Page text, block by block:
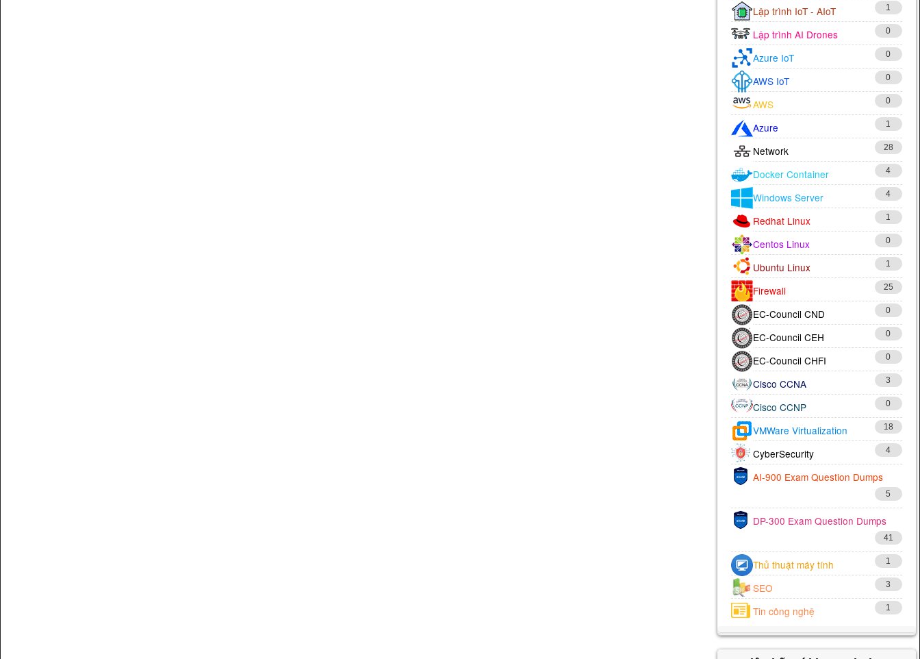
Lập trình IoT - AIoT 1
Lập trình AI Drones 0
Azure IoT 0
AWS IoT 0
AWS 0
Azure 1
Network 28
Docker Container 4
Windows Server 4
Redhat Linux 1
Centos Linux 0
Ubuntu Linux 1
Firewall 25
EC-Council CND 0
EC-Council CEH 0
EC-Council CHFI 0
Cisco CCNA 3
Cisco CCNP 0
VMWare Virtualization 18
CyberSecurity 4
AI-900 Exam Question Dumps
5
DP-300 Exam Question Dumps
41
Thủ thuật máy tính 1
SEO 3
Tin công nghệ 1